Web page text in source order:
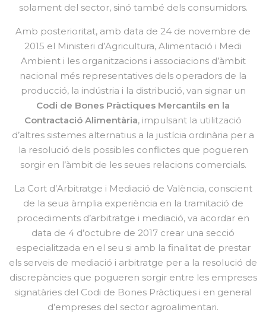
solament del sector, sinó també dels consumidors.
Amb posterioritat, amb data de 24 de novembre de
2015 el Ministeri d’Agricultura, Alimentació i Medi
Ambient i les organitzacions i associacions d’àmbit
nacional més representatives dels operadors de la
producció, la indústria i la distribució, van signar un
Codi de Bones Pràctiques Mercantils en la
Contractació Alimentària, impulsant la utilització
d’altres sistemes alternatius a la justícia ordinària per a
la resolució dels possibles conflictes que pogueren
sorgir en l’àmbit de les seues relacions comercials.
La Cort d’Arbitratge i Mediació de València, conscient
de la seua àmplia experiència en la tramitació de
procediments d’arbitratge i mediació, va acordar en
data de 4 d’octubre de 2017 crear una secció
especialitzada en el seu si amb la finalitat de prestar
els serveis de mediació i arbitratge per a la resolució de
discrepàncies que pogueren sorgir entre les empreses
signatàries del Codi de Bones Pràctiques i en general
d’empreses del sector agroalimentari.